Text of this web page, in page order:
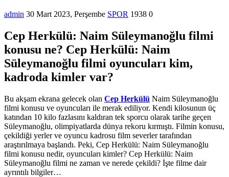
admin 30 Mart 2023, Perşembe SPOR 1938 0
Cep Herkülü: Naim Süleymanoğlu filmi
konusu ne? Cep Herkülü: Naim
Süleymanoğlu filmi oyuncuları kim,
kadroda kimler var?
Bu akşam ekrana gelecek olan Cep Herkülü Naim Süleymanoğlu
filmi konusu ve oyuncuları ile merak ediliyor. Kendi kilosunun üç
katından 10 kilo fazlasını kaldıran tek sporcu olarak tarihe geçen
Süleymanoğlu, olimpiyatlarda dünya rekoru kırmıştı. Filmin konusu,
çekildiği yerler ve oyuncu kadrosu film severler tarafından
araştırılmaya başlandı. Peki, Cep Herkülü: Naim Süleymanoğlu
filmi konusu nedir, oyuncuları kimler? Cep Herkülü: Naim
Süleymanoğlu filmi ne zaman ve nerede çekildi? İşte filme dair
ayrıntılı bilgiler…